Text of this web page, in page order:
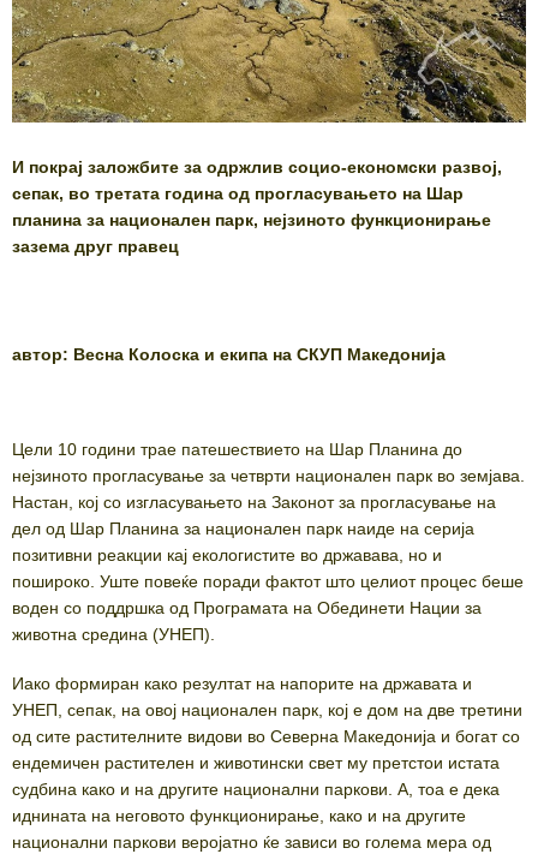
И покрај заложбите за одржлив социо-економски развој,
сепак, во третата година од прогласувањето на Шар
планина за национален парк, нејзиното функционирање
зазема друг правец
автор: Весна Колоска и екипа на СКУП Македонија
Цели 10 години трае патешествието на Шар Планина до
нејзиното прогласување за четврти национален парк во земјава.
Настан, кој со изгласувањето на Законот за прогласување на
дел од Шар Планина за национален парк наиде на серија
позитивни реакции кај екологистите во државава, но и
пошироко. Уште повеќе поради фактот што целиот процес беше
воден со поддршка од Програмата на Обединети Нации за
животна средина (УНЕП).
Иако формиран како резултат на напорите на државата и
УНЕП, сепак, на овој национален парк, кој е дом на две третини
од сите растителните видови во Северна Македонија и богат со
ендемичен растителен и животински свет му претстои истата
судбина како и на другите национални паркови. А, тоа е дека
иднината на неговото функционирање, како и на другите
национални паркови веројатно ќе зависи во голема мера од